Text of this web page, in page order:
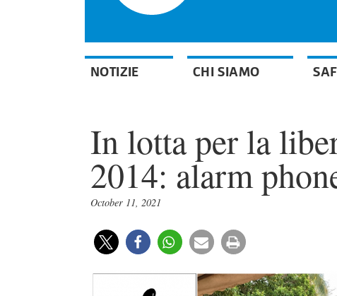
NOTIZIE CHI SIAMO
In lotta per la
2014: alarm
October 11, 2021